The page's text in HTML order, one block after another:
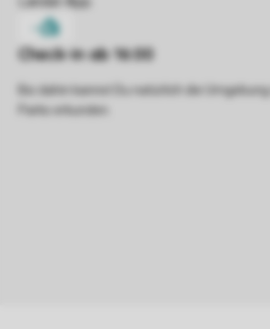
Bis dahin kannst Du natürlich die Umgebung
Parks erkunden.